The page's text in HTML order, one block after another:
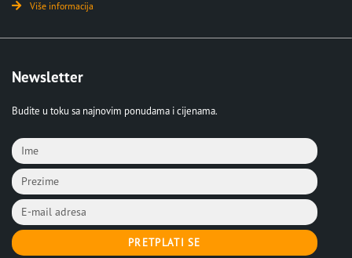
Više informacija
Newsletter
Budite u toku sa najnovim ponudama i cijenama.
PRETPLATI SE